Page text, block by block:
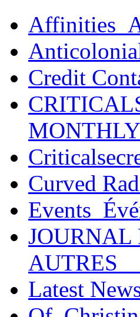
Credit
Curved
JOURNAL
AUTRES
Latest